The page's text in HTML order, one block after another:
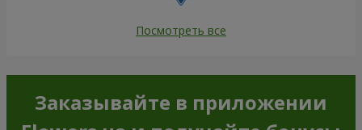
Посмотреть все
Заказывайте в приложении